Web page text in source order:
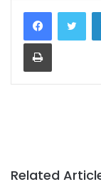
Print
Related